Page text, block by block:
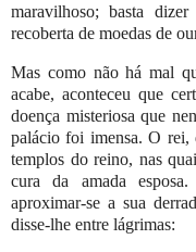
maravilhoso; basta
recoberta de moedas de
Mas como não há mal
acabe, aconteceu que
doença misteriosa que
palácio foi imensa. O rei,
templos do reino, nas
cura da amada
aproximar-se a sua
disse-lhe entre lágrimas: